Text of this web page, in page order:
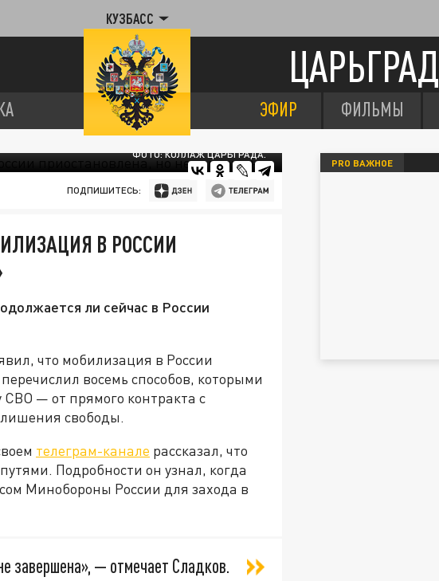
КУЗБАСС
ЦАРЬГРАД
ЭФИР ФИЛЬМЫ
ФОТО: КОЛЛАЖ ЦАРЬГРАДА.
ПОДПИШИТЕСЬ:
В РОССИИ
ли сейчас в России
что мобилизация в России
восемь способов, которыми
СВО — от прямого контракта с
свободы.
телеграм-канале рассказал, что
Подробности он узнал, когда
Минобороны России для захода в
завершена», — отмечает Сладков.
PRO ВАЖНОЕ